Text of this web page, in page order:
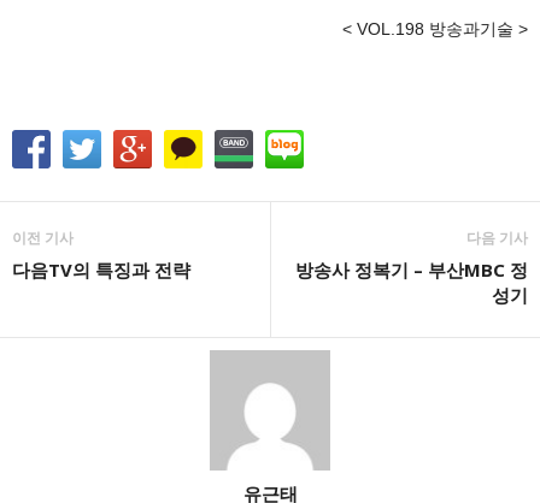
< VOL.198 방송과기술 >
이전 기사
다음TV의 특징과 전략
다음 기사
방송사 정복기 – 부산MBC 정
성기
유근태